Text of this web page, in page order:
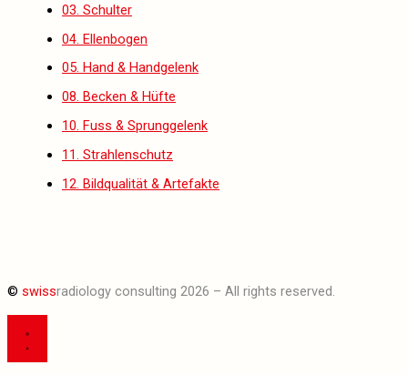
03. Schulter
04. Ellenbogen
05. Hand & Handgelenk
08. Becken & Hüfte
10. Fuss & Sprunggelenk
11. Strahlenschutz
12. Bildqualität & Artefakte
© swissradiology consulting 2026 – All rights reserved.